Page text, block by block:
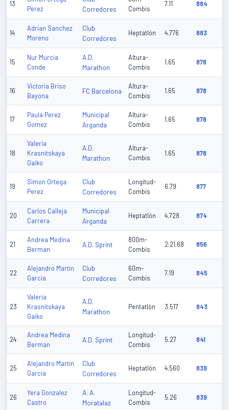
13
Perez
Corredores
Combis
7.11 884
14
Adrian Sanchez
Moreno
Club
Corredores
Heptatlón 4.776 883
15
Nur Murcia
Conde
A.D.
Marathon
Altura-
Combis
1.65 878
16
Victoria Briso
Bayona
FC Barcelona
Altura-
Combis
1.65 878
17
Paula Perez
Gomez
Municipal
Arganda
Altura-
Combis
1.65 878
18
Valeria
Krasnitskaya
Gaiko
A.D.
Marathon
Altura-
Combis
1.65 878
19
Simon Ortega
Perez
Club
Corredores
Longitud-
Combis
6.79 877
20
Carlos Calleja
Carrera
Municipal
Arganda
Heptatlón 4.728 874
21
Andrea Medina
Berman
A.D. Sprint
800m-
Combis
2:21.68 856
22
Alejandro Martin
Garcia
Club
Corredores
60m-
Combis
7.19 845
23
Valeria
Krasnitskaya
Gaiko
A.D.
Marathon
Pentatlón 3.517 843
24
Andrea Medina
Berman
A.D. Sprint
Longitud-
Combis
5.27 841
25
Alejandro Martin
Garcia
Club
Corredores
Heptatlón 4.560 839
26
Yera Gonzalez
Castro
A. A.
Moratalaz
Longitud-
Combis
5.26 839